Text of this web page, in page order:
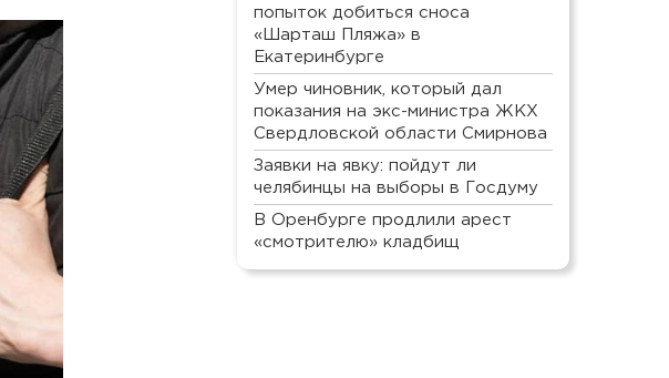
попыток добиться сноса
«Шарташ Пляжа» в
Екатеринбурге
Умер чиновник, который дал
показания на экс-министра ЖКХ
Свердловской области Смирнова
Заявки на явку: пойдут ли
челябинцы на выборы в Госдуму
В Оренбурге продлили арест
«смотрителю» кладбищ